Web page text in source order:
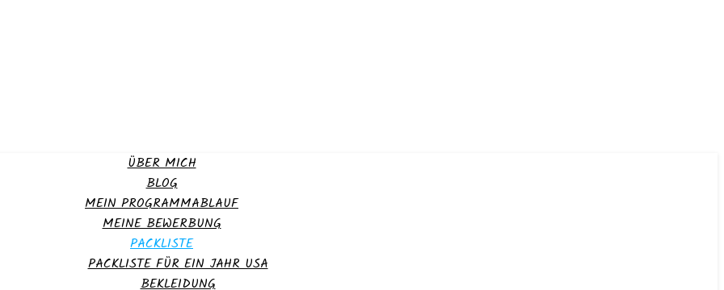
ÜBER MICH
BLOG
MEIN PROGRAMMABLAUF
MEINE BEWERBUNG
PACKLISTE
PACKLISTE FÜR EIN JAHR USA
BEKLEIDUNG